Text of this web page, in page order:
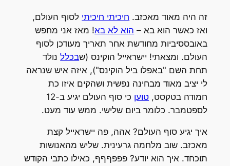
זה היה מאוד מאכזב. חיכיתי חיכיתי לסוף העולם,
ואז כאשר הוא בא – הוא לא בא! מאז אני מחפש
באובססיביות מחודשת אחר תאריך מעודכן לסוף
העולם. ומצאתי! יישראייל הוקינס (שבכללנולד
תחת השם "באפלו ביל הוקינס"), איזה איש שנראה
לי יציב מאוד מבחינה נפשית ושהקים איזו כת
חמודה בטקסט, טוען
כי סוף העולם יגיע ב-12
לספטמבר. כלומר ביום שלישי. ממש עוד מעט.
איך יגיע סוף העולם? אהה, פה יישראייל קצת
מאכזב. שוב מלחמה גרעינית. שליש מהאנושות
תוכחד. איך הוא יודע? פפפףףף, כאילו כתבי הקודש